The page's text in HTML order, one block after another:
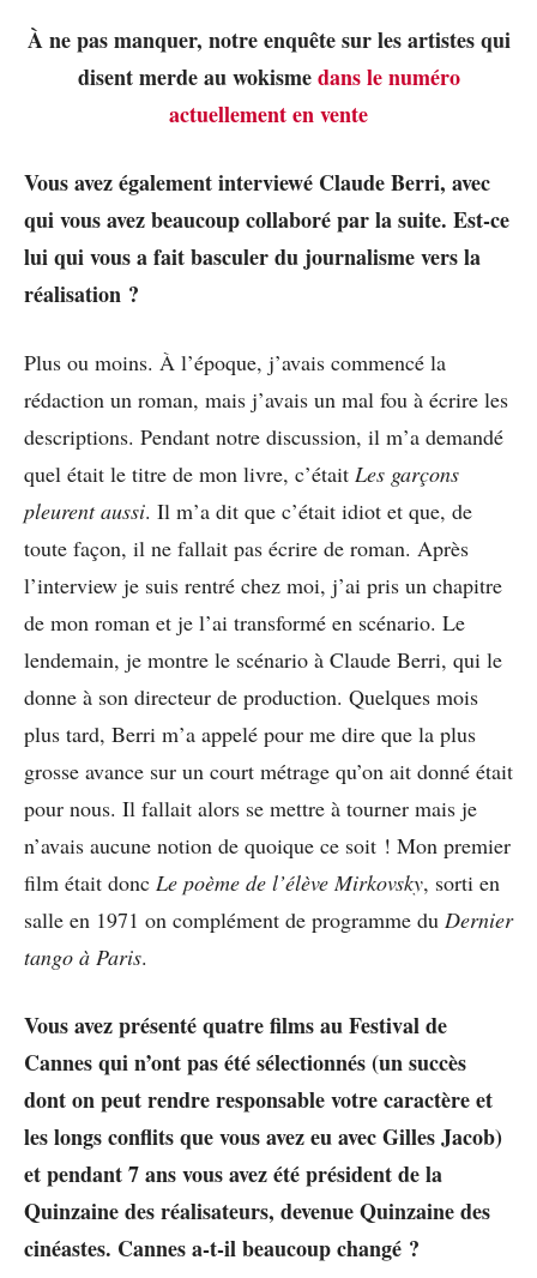
À ne pas manquer, notre enquête sur les artistes qui
disent merde au wokismedans le numéro
actuellement en vente
Vous avez également interviewé Claude Berri, avec
qui vous avez beaucoup collaboré par la suite. Est-ce
lui qui vous a fait basculer du journalisme vers la
réalisation ?
Plus ou moins. À l’époque, j’avais commencé la
rédaction un roman, mais j’avais un mal fou à écrire les
descriptions. Pendant notre discussion, il m’a demandé
quel était le titre de mon livre, c’était Les garçons
pleurent aussi. Il m’a dit que c’était idiot et que, de
toute façon, il ne fallait pas écrire de roman. Après
l’interview je suis rentré chez moi, j’ai pris un chapitre
de mon roman et je l’ai transformé en scénario. Le
lendemain, je montre le scénario à Claude Berri, qui le
donne à son directeur de production. Quelques mois
plus tard, Berri m’a appelé pour me dire que la plus
grosse avance sur un court métrage qu’on ait donné était
pour nous. Il fallait alors se mettre à tourner mais je
n’avais aucune notion de quoique ce soit ! Mon premier
film était donc Le poème de l’élève Mirkovsky, sorti en
salle en 1971 on complément de programme du Dernier
tango à Paris.
Vous avez présenté quatre films au Festival de
Cannes qui n’ont pas été sélectionnés (un succès
dont on peut rendre responsable votre caractère et
les longs conflits que vous avez eu avec Gilles Jacob)
et pendant 7 ans vous avez été président de la
Quinzaine des réalisateurs, devenue Quinzaine des
cinéastes. Cannes a-t-il beaucoup changé ?